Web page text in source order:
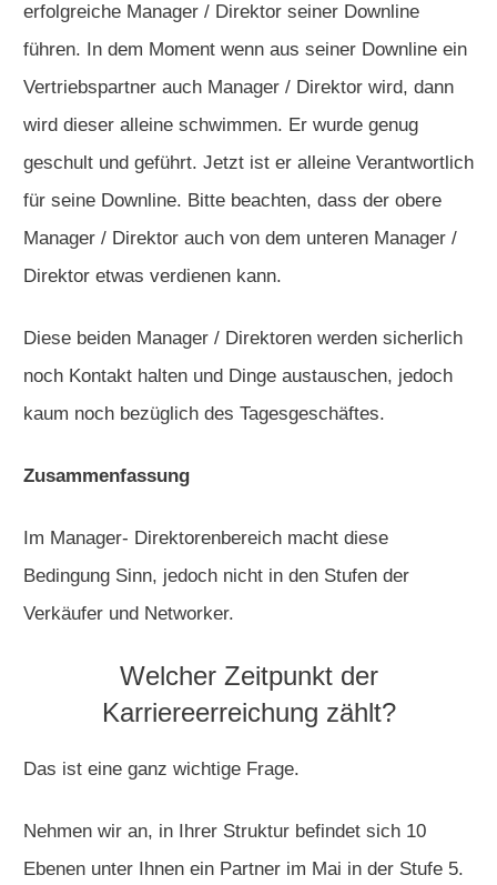
erfolgreiche Manager / Direktor seiner Downline
führen. In dem Moment wenn aus seiner Downline ein
Vertriebspartner auch Manager / Direktor wird, dann
wird dieser alleine schwimmen. Er wurde genug
geschult und geführt. Jetzt ist er alleine Verantwortlich
für seine Downline. Bitte beachten, dass der obere
Manager / Direktor auch von dem unteren Manager /
Direktor etwas verdienen kann.
Diese beiden Manager / Direktoren werden sicherlich
noch Kontakt halten und Dinge austauschen, jedoch
kaum noch bezüglich des Tagesgeschäftes.
Zusammenfassung
Im Manager- Direktorenbereich macht diese
Bedingung Sinn, jedoch nicht in den Stufen der
Verkäufer und Networker.
Welcher Zeitpunkt der
Karriereerreichung zählt?
Das ist eine ganz wichtige Frage.
Nehmen wir an, in Ihrer Struktur befindet sich 10
Ebenen unter Ihnen ein Partner im Mai in der Stufe 5.